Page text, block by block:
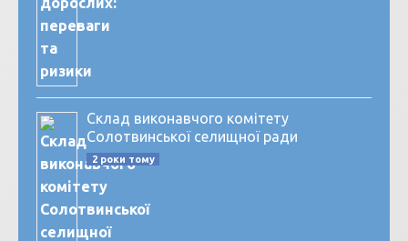
Склад виконавчого комітету
Солотвинської селищної ради
2 роки тому